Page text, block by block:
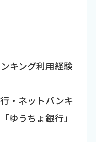
キング利用経験
・ネットバンキ
ゆうちょ銀行」